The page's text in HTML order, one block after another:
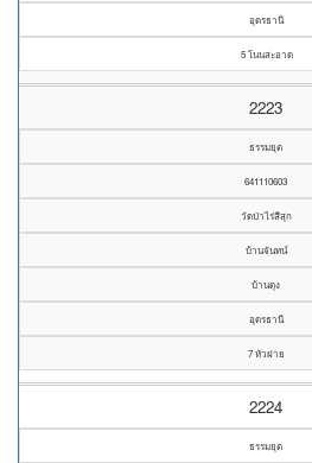
อุดรธานี
5 โนนสะอาด
2223
ธรรมยุต
641110603
วัดป่าไร่สีสุก
บ้านจันทน์
บ้านดุง
อุดรธานี
7 หัวฝาย
2224
ธรรมยุต